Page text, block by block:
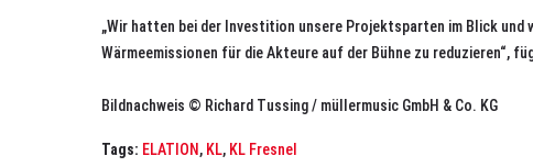
„Wir hatten bei der Investition unsere Projektsparten im Blick
Wärmeemissionen für die Akteure auf der Bühne zu reduzieren“,
Bildnachweis © Richard Tussing / müllermusic GmbH & Co. KG
Tags: ELATION , KL, KL Fresnel